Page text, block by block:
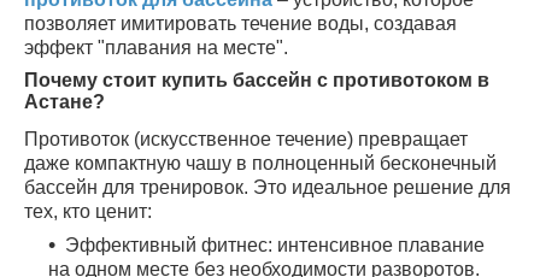
позволяет имитировать течение воды, создавая
эффект "плавания на месте".
Почему стоит купить бассейн с противотоком в
Астане?
Противоток (искусственное течение) превращает
даже компактную чашу в полноценный бесконечный
бассейн для тренировок. Это идеальное решение для
тех, кто ценит:
Эффективный фитнес: интенсивное плавание
на одном месте без необходимости разворотов.